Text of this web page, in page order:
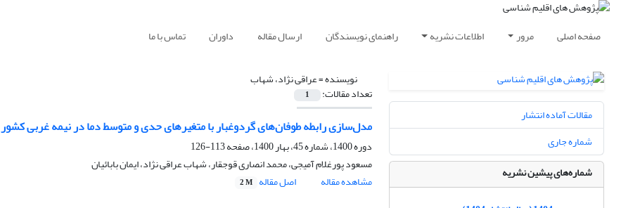
صفحه اصلی مرور اطلاعات نشریه راهنمای نویسندگان ارسال مقاله داوران تماس با ما
نویسنده =عراقی نژاد، شهاب
تعداد مقالات: 1
مدل‌سازی رابطه طوفان‌های گردوغبار با متغیرهای حدی و متوسط دما در نیمه غربی کشور
دوره 1400، شماره 45، بهار 1400، صفحه
113-126
مسعود پورغلام آمیجی، محمد انصاری قوجقار، شهاب عراقی نژاد، ایمان بابائیان
مشاهده مقاله
اصل مقاله 2 M
مقالات آماده انتشار
شماره جاری
شماره‌های پیشین نشریه